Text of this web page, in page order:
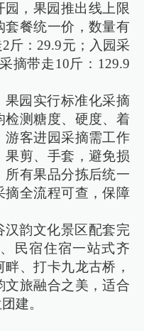
，果园推出线上限
套餐统一价，数量有
斤：29.9元；入园采
摘带走10斤：129.9
果园实行标准化采摘
检测糖度、硬度、着
游客进园采摘需工作
果剪、手套，避免损
所有果品分拣后统一
摘全流程可查，保障
汉韵文化景区配套完
民宿住宿一站式齐
、打卡九龙古桥，
文旅融合之美，适合
建。